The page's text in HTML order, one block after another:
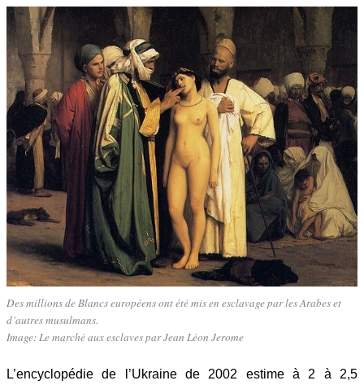
Des millions de Blancs européens ont été mis en esclavage par les Arabes et
d’autres musulmans.
Image: Le marché aux esclaves par Jean Léon Jerome
L’encyclopédie de l’Ukraine de 2002 estime à 2 à 2,5